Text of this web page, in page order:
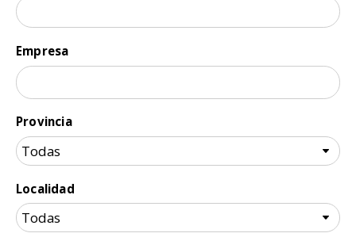
Empresa
Provincia
Localidad